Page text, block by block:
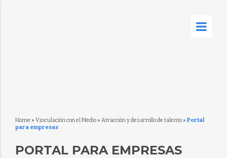
Home » Vinculación con el Medio» Atracción y desarrollo de talento» Portal
para empresas
PORTAL PARA EMPRESAS